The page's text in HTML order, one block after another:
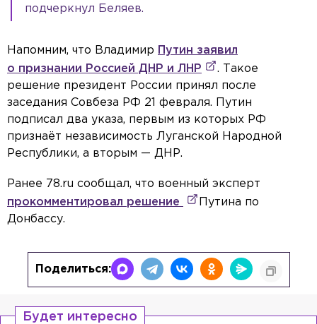
подчеркнул Беляев.
Напомним, что Владимир
Путин заявил
о признании Россией ДНР и ЛНР
. Такое
решение президент России принял после
заседания Совбеза РФ 21 февраля. Путин
подписал два указа, первым из которых РФ
признаёт независимость Луганской Народной
Республики, а вторым — ДНР.
Ранее 78.ru сообщал, что военный эксперт
прокомментировал решение
Путина по
Донбассу.
Поделиться:
Будет интересно